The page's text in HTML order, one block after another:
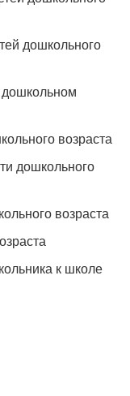
дошкольного
дошкольном
возраста
дошкольного
возраста
к школе